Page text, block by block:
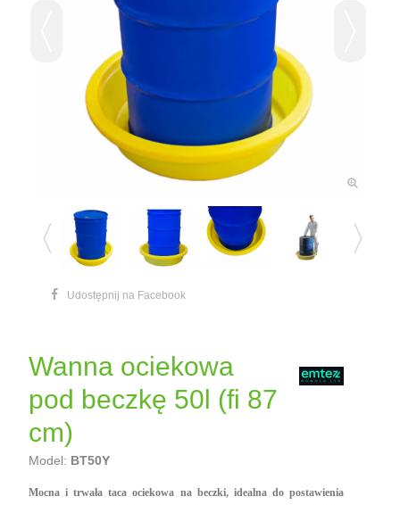
Udostępnij na Facebook
Wanna ociekowa
pod beczkę 50l (fi 87
cm)
Model: BT50Y
Mocna i trwała taca ociekowa na beczki, idealna do postawienia